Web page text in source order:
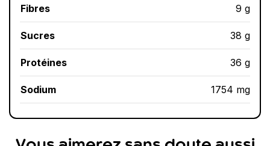
Fibres 9 g
Sucres 38 g
Protéines 36 g
Sodium 1754 mg